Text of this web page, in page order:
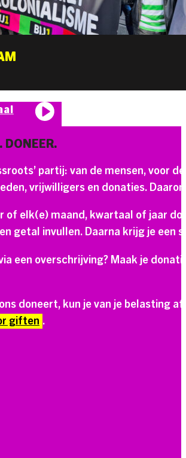
DONEER.
partij: van de mensen, voor
vrijwilligers en donaties.
of elk(e) maand, kwartaal of jaar
getal invullen. Daarna krijg je een
een overschrijving? Maak je
doneert, kun je van je belasting
giften .